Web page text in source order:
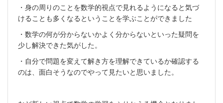
・身の周りのことを数学的視点で見れるようになると気づ
けることも多くなるということを学ぶことができました
・数学の何が分からないかよく分からないといった疑問を
少し解決できた気がした。
・自分で問題を変えて解き方を理解できているか確認する
のは、面白そうなのでやって見たいと思いました。